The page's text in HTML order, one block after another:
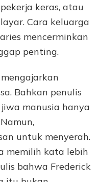
keras, atau
Cara keluarga
mencerminkan
penting.
Bahkan penulis
manusia hanya
untuk menyerah.
memilih kata lebih
bahwa Frederick